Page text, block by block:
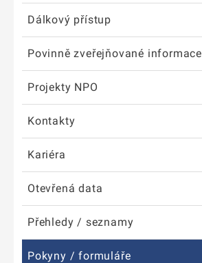
Dálkový přístup
Povinně zveřejňované informace
Projekty NPO
Kontakty
Kariéra
Otevřená data
Přehledy / seznamy
Pokyny / formuláře